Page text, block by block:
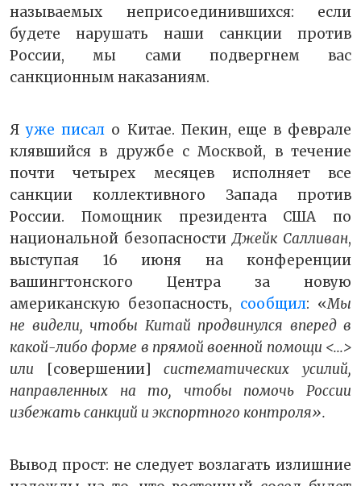
называемых неприсоединившихся: если
будете нарушать наши санкции против
России, мы сами подвергнем вас
санкционным наказаниям.
Яуже писал о Китае. Пекин, еще в феврале
клявшийся в дружбе с Москвой, в течение
почти четырех месяцев исполняет все
санкции коллективного Запада против
России. Помощник президента США по
национальной безопасностиДжейк Салливан,
выступая 16 июня на конференции
вашингтонского Центра за новую
американскую безопасность, сообщил: «Мы
не видели, чтобы Китай продвинулся вперед в
какой-либо форме в прямой военной помощи <...>
или
[совершении] систематических усилий,
направленных на то, чтобы помочь России
избежать санкций и экспортного контроля».
Вывод прост: не следует возлагать излишние